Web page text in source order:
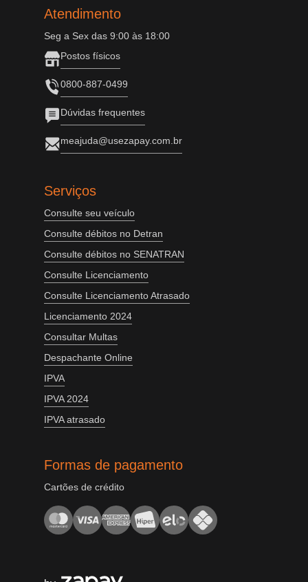
Atendimento
Seg a Sex das 9:00 às 18:00
Postos físicos
0800-887-0499
Dúvidas frequentes
meajuda@usezapay.com.br
Serviços
Consulte seu veículo
Consulte débitos no Detran
Consulte débitos no SENATRAN
Consulte Licenciamento
Consulte Licenciamento Atrasado
Licenciamento 2024
Consultar Multas
Despachante Online
IPVA
IPVA 2024
IPVA atrasado
Formas de pagamento
Cartões de crédito